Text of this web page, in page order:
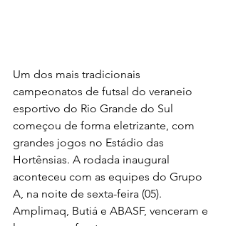
Um dos mais tradicionais
campeonatos de futsal do veraneio
esportivo do Rio Grande do Sul
começou de forma eletrizante, com
grandes jogos no Estádio das
Hortênsias. A rodada inaugural
aconteceu com as equipes do Grupo
A, na noite de sexta-feira (05).
Amplimaq, Butiá e ABASF, venceram e